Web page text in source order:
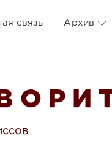
связь Архив
О Р И